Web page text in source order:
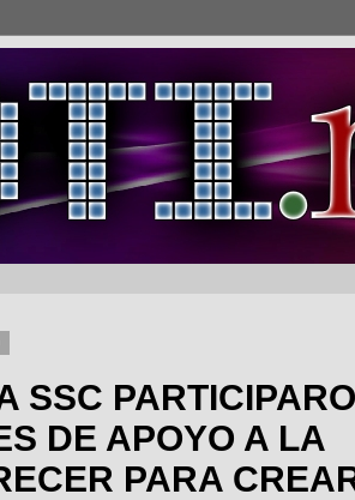
SSC
DE APOYO A LA
PARA